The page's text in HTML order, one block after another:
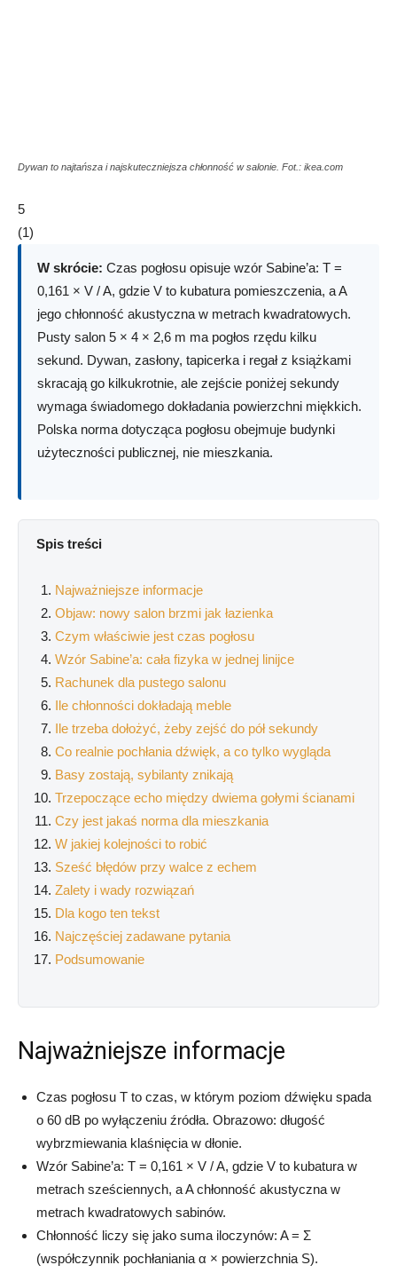
Dywan to najtańsza i najskuteczniejsza chłonność w salonie. Fot.: ikea.com
5
(1)
W skrócie: Czas pogłosu opisuje wzór Sabine’a: T =
0,161 × V / A, gdzie V to kubatura pomieszczenia, a A
jego chłonność akustyczna w metrach kwadratowych.
Pusty salon 5 × 4 × 2,6 m ma pogłos rzędu kilku
sekund. Dywan, zasłony, tapicerka i regał z książkami
skracają go kilkukrotnie, ale zejście poniżej sekundy
wymaga świadomego dokładania powierzchni miękkich.
Polska norma dotycząca pogłosu obejmuje budynki
użyteczności publicznej, nie mieszkania.
Spis treści
Najważniejsze informacje
Objaw: nowy salon brzmi jak łazienka
Czym właściwie jest czas pogłosu
Wzór Sabine’a: cała fizyka w jednej linijce
Rachunek dla pustego salonu
Ile chłonności dokładają meble
Ile trzeba dołożyć, żeby zejść do pół sekundy
Co realnie pochłania dźwięk, a co tylko wygląda
Basy zostają, sybilanty znikają
Trzepoczące echo między dwiema gołymi ścianami
Czy jest jakaś norma dla mieszkania
W jakiej kolejności to robić
Sześć błędów przy walce z echem
Zalety i wady rozwiązań
Dla kogo ten tekst
Najczęściej zadawane pytania
Podsumowanie
Najważniejsze informacje
Czas pogłosu T to czas, w którym poziom dźwięku spada
o 60 dB po wyłączeniu źródła. Obrazowo: długość
wybrzmiewania klaśnięcia w dłonie.
Wzór Sabine’a: T = 0,161 × V / A, gdzie V to kubatura w
metrach sześciennych, a A chłonność akustyczna w
metrach kwadratowych sabinów.
Chłonność liczy się jako suma iloczynów: A = Σ
(współczynnik pochłaniania α × powierzchnia S).